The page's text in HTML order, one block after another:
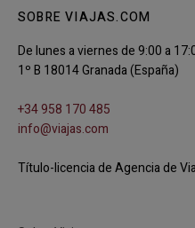
SOBRE VIAJAS.COM
De lunes a viernes de 9:00 a
1º B 18014 Granada (España)
+34 958 170 485
info@viajas.com
Título-licencia de Agencia de